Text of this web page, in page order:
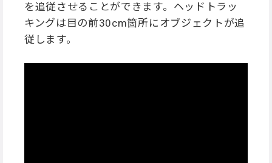
を追従させることができます。ヘッドトラッ
キングは目の前30cm箇所にオブジェクトが追
従します。